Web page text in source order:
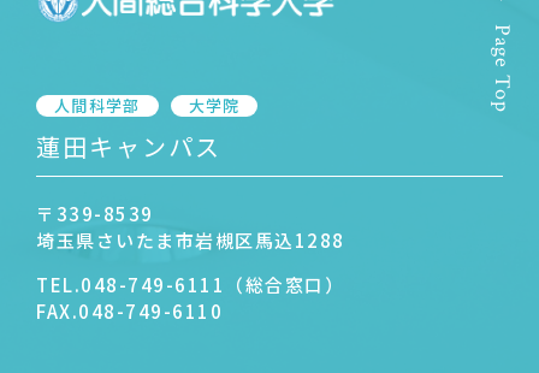
English
公式SNS
人間科学部 大学院
蓮田キャンパス
〒339-8539
埼玉県さいたま市岩槻区馬込1288
TEL.048-749-6111（総合窓口）
FAX.048-749-6110
Page Top